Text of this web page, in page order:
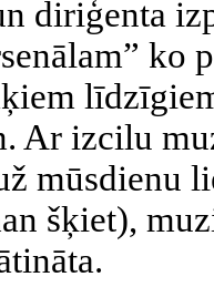
diriģenta
ko
Ar izcilu
mūsdienu
šķiet),